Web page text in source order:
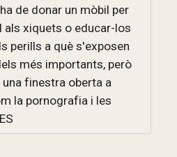
de donar un mòbil per
als xiquets o educar-los
perills a què s'exposen
més importants, però
finestra oberta a
la pornografia i les